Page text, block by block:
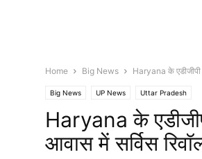
Home Big News Haryana के
Big News UP News Uttar Pradesh
Haryana के
आवास में सर्विस